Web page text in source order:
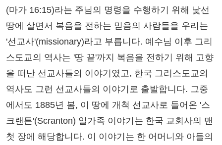
(마가 16:15)라는 주님의 명령을 수행하기 위해 낯선
땅에 살면서 복음을 전하는 믿음의 사람들을 우리는
'선교사'(missionary)라고 부릅니다. 예수님 이후 그리
스도교의 역사는 '땅 끝'까지 복음을 전하기 위해 고향
을 떠난 선교사들의 이야기였고, 한국 그리스도교의
역사도 그런 선교사들의 이야기로 출발합니다. 그중
에서도 1885년 봄, 이 땅에 개척 선교사로 들어온 '스
크랜튼'(Scranton) 일가족 이야기는 한국 교회사의 맨
첫 장에 해당합니다. 이 이야기는 한 어머니와 아들의